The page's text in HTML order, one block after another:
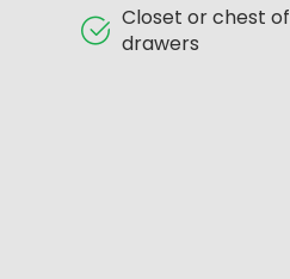
Closet or chest of
drawers